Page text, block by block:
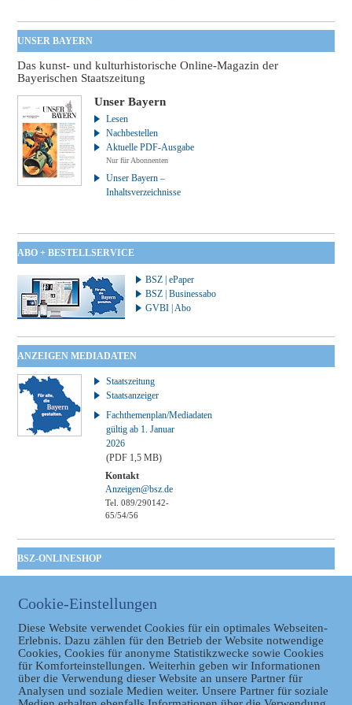
UNSER BAYERN
Das kunst- und kulturhistorische Online-Magazin der
Bayerischen Staatszeitung
Unser Bayern
Lesen
Nachbestellen
Aktuelle PDF-Ausgabe
Nur für Abonnenten
Unser Bayern –
Inhaltsverzeichnisse
ABO + BESTELLSERVICE
BSZ | ePaper
BSZ | Businessabo
GVBI | Abo
ANZEIGEN MEDIADATEN
Staatszeitung
Staatsanzeiger
Fachthemenplan/Mediadaten
gültig ab 1. Januar
2026
(PDF 1,5 MB)
Kontakt
Anzeigen@bsz.de
Tel. 089/290142-
65/54/56
BSZ-ONLINESHOP
Taschenbuch
GVBl | Einbanddecke
Cookie-Einstellungen
Diese Website verwendet Cookies für ein optimales Webseiten-
Erlebnis. Dazu zählen für den Betrieb der Website notwendige
Cookies, Cookies für anonyme Statistikzwecke sowie Cookies
für Komforteinstellungen. Weiterhin geben wir Informationen
über die Verwendung dieser Website an unsere Partner für
Analysen und soziale Medien weiter. Unsere Partner für soziale